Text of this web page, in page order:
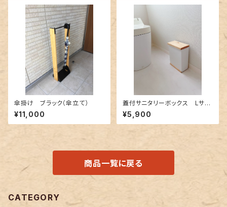
傘掛け ブラック（傘立て）
¥11,000
蓋付サニタリーボックス Lサイ
ズ ホワイト（トイレポット・ダス
トボックス）
¥5,900
商品一覧に戻る
CATEGORY